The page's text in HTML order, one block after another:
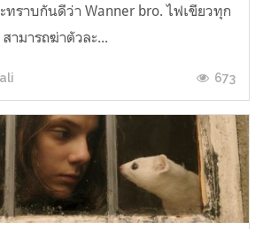
ทราบกันดีว่า Wanner bro. ไฟเขียวทุก
ามารถฆ่าตัวละ...
673